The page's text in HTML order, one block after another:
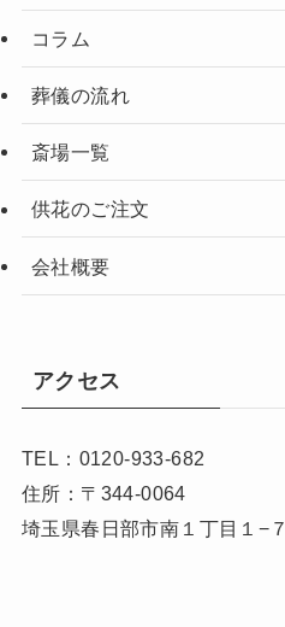
コラム
葬儀の流れ
斎場一覧
供花のご注文
会社概要
アクセス
TEL：0120-933-682
住所：〒344-0064
埼玉県春日部市南１丁目１−７